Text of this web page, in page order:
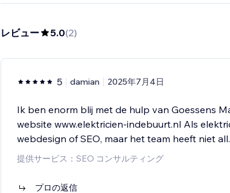
レビュー 5.0(2)
5 damian 2025年7月4日
Ik ben enorm blij met de hulp van Goessens
website www.elektricien-indebuurt.nl Als
webdesign of SEO, maar het team heeft niet all
提供サービス：SEO コンサルティング
プロの返信